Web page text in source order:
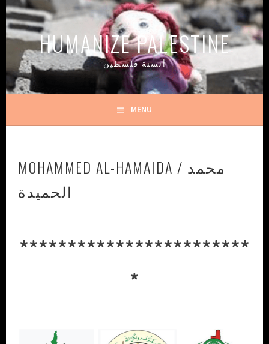
Skip
to
contentHUMANIZE PALESTINE
أنسنة فلسطين
MENU
MOHAMMED AL-HAMAIDA / محمد
الحميدة
************************
*